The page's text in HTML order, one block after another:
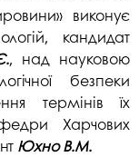
виконує
кандидат
, над науковою
безпеки
термінів їх
Харчових
Юхно В.М.